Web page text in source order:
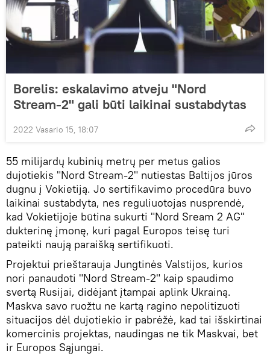
Borelis: eskalavimo atveju "Nord
Stream-2" gali būti laikinai sustabdytas
2022 Vasario 15, 18:07
55 milijardų kubinių metrų per metus galios
dujotiekis "Nord Stream-2" nutiestas Baltijos jūros
dugnu į Vokietiją. Jo sertifikavimo procedūra buvo
laikinai sustabdyta, nes reguliuotojas nusprendė,
kad Vokietijoje būtina sukurti "Nord Sream 2 AG"
dukterinę įmonę, kuri pagal Europos teisę turi
pateikti naują paraišką sertifikuoti.
Projektui prieštarauja Jungtinės Valstijos, kurios
nori panaudoti "Nord Stream-2" kaip spaudimo
svertą Rusijai, didėjant įtampai aplink Ukrainą.
Maskva savo ruožtu ne kartą ragino nepolitizuoti
situacijos dėl dujotiekio ir pabrėžė, kad tai išskirtinai
komercinis projektas, naudingas ne tik Maskvai, bet
ir Europos Sąjungai.